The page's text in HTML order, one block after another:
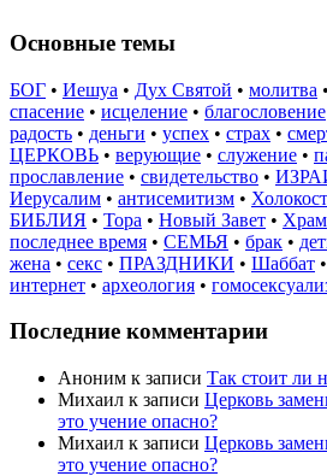
Основные темы
БОГ • Иешуа • Дух Святой • молитва •
спасение • исцеление • благословение
радость • деньги • успех • страх •
ЦЕРКОВЬ • верующие • служение •
прославление • свидетельство •
Иерусалим • антисемитизм • Холокост
БИБЛИЯ • Тора • Новый Завет • Храм
последнее время • СЕМЬЯ • брак •
жена • секс • ПРАЗДНИКИ • Шаббат •
интернет • археология •
Последние комментарии
Аноним к записи Так стоит ли
Михаил к записи Церковь
это учение опасно?
Михаил к записи Церковь
это учение опасно?